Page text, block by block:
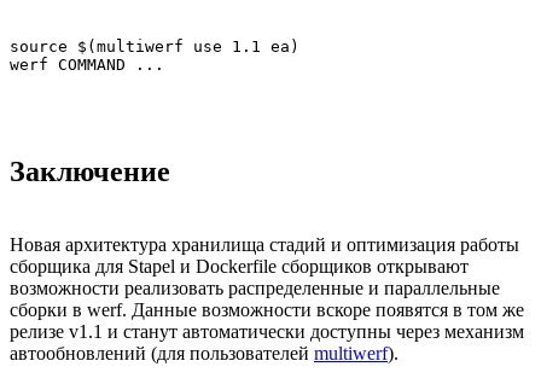
source $(multiwerf use 1.1 ea)
werf COMMAND ...
Заключение
Новая архитектура хранилища стадий и оптимизация работы
сборщика для Stapel и Dockerfile сборщиков открывают
возможности реализовать распределенные и параллельные
сборки в werf. Данные возможности вскоре появятся в том же
релизе v1.1 и станут автоматически доступны через механизм
автообновлений (для пользователей multiwerf).